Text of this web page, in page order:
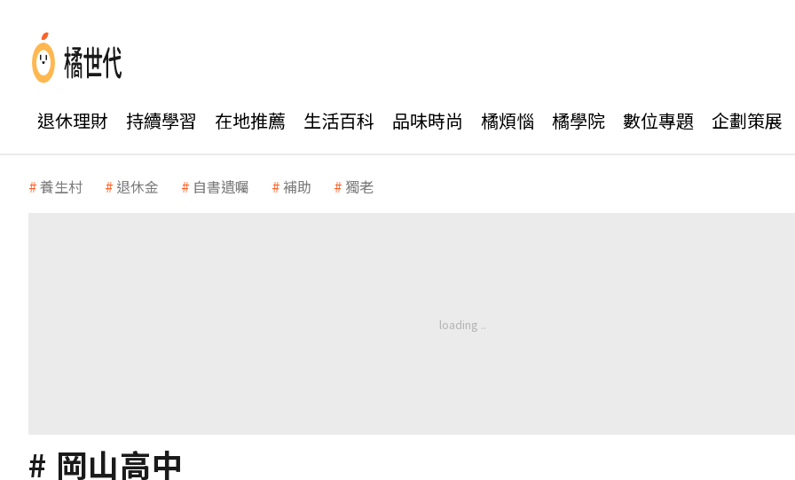
退休理財 持續學習 在地推薦 生活百科 品味時尚 橘煩惱 橘學院 數位專題 企劃策展
養生村 退休金 自書遺囑 補助 獨老
岡山高中